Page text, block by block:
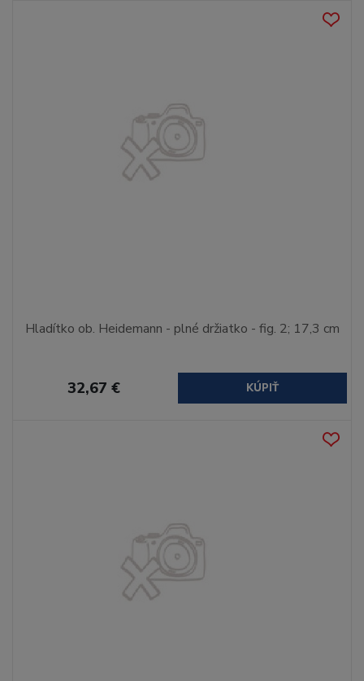
Hladítko ob. Heidemann - plné držiatko - fig. 2; 17,3 cm
32,67 € KÚPIŤ